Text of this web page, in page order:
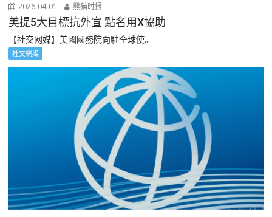
2026-04-01 熊猫时报
美提5大目標抗外宣 點名用X協助
【社交网媒】美國國務院向駐全球使...
社交網媒